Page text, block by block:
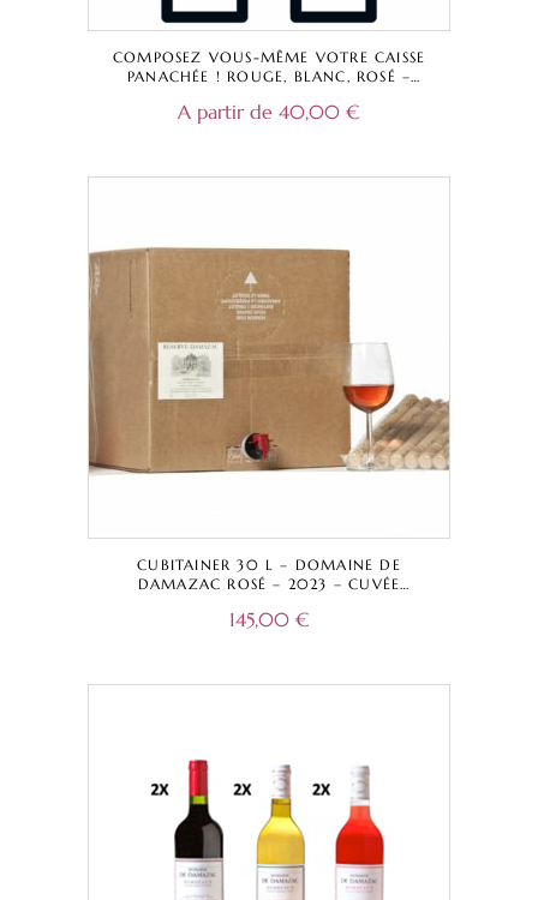
COMPOSEZ VOUS-MÊME VOTRE CAISSE
PANACHÉE ! ROUGE, BLANC, ROSÉ –
DAMAZAC, CHÂTEAU LESTEY NOIR
A partir de 40,00 €
CUBITAINER 30 L – DOMAINE DE
DAMAZAC ROSÉ – 2023 – CUVÉE
145,00 €